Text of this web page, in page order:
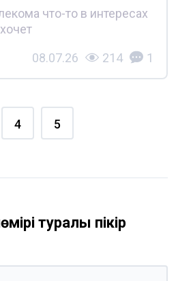
что-то в интересах
08.07.26 214 1
4 5
туралы пікір